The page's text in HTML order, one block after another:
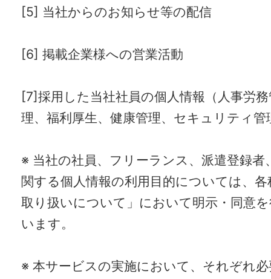
[5] 当社からのお知らせ等の配信
[6] 掲載企業様への営業活動
[7]採用した当社社員の個人情報（人事労
理、福利厚生、健康管理、セキュリティ管
※ 当社の社員、フリーランス、派遣登録者
関する個人情報の利用目的については、
取り扱いについて」において明示・同意
います。
※ 本サービスの実施において、それぞれ